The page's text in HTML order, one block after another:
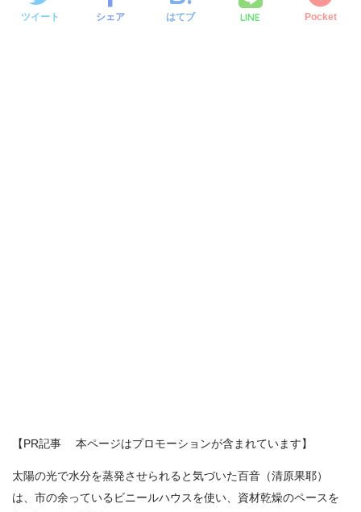
ツイート シェア はてブ LINE Pocket
【PR記事 本ページはプロモーションが含まれています】
太陽の光で水分を蒸発させられると気づいた百音（清原果耶）
は、市の余っているビニールハウスを使い、資材乾燥のペースを